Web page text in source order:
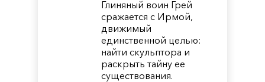
Глиняный воин Грей
сражается с Ирмой,
движимый
единственной целью:
найти скульптора и
раскрыть тайну ее
существования.